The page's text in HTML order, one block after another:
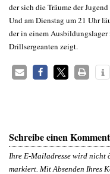
der sich die Träume der
Und am Dienstag um 21 Uhr
der in einem
Drillsergeanten zeigt.
Schreibe einen
Ihre E-Mailadresse wird nicht
markiert. Mit Absenden Ihres